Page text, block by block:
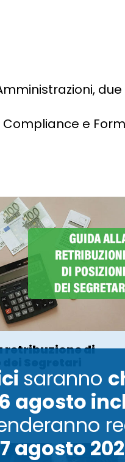
e
retribuzione di
saranno
agosto
agosto